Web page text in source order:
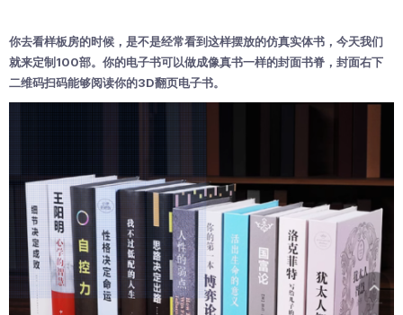
你去看样板房的时候，是不是经常看到这样摆放的仿真实体书，今天我们
就来定制100部。你的电子书可以做成像真书一样的封面书脊，封面右下
二维码扫码能够阅读你的3D翻页电子书。